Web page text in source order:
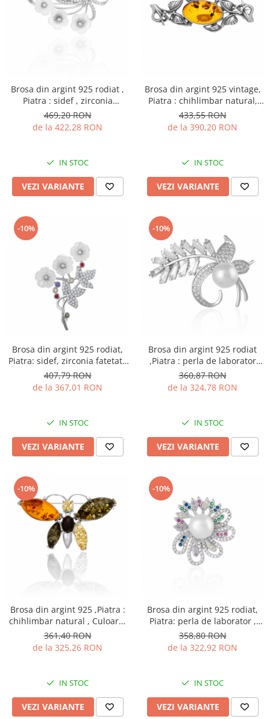
Brosa din argint 925 rodiat ,
Piatra : sidef , zirconia
fatetata si cubic zirconia ,
Culoare : multicolor
469,20 RON
de la 422,28 RON
IN STOC
VEZI VARIANTE
Brosa din argint 925 vintage,
Piatra : chihlimbar natural,
Culoare: maro cognac, Sonis
Silver
433,55 RON
de la 390,20 RON
IN STOC
VEZI VARIANTE
-10%
Brosa din argint 925 rodiat,
Piatra: sidef, zirconia fatetata
si cubic zirconia, Culoare:
multicolor, Sonis Silver
407,79 RON
de la 367,01 RON
IN STOC
VEZI VARIANTE
-10%
Brosa din argint 925 rodiat
,Piatra : perla de laborator
zirconia fatetata si cubic
zirconia ,Culoare: alb si
transparent
360,87 RON
de la 324,78 RON
IN STOC
VEZI VARIANTE
-10%
Brosa din argint 925 ,Piatra :
chihlimbar natural , Culoare:
multicolor
361,40 RON
de la 325,26 RON
IN STOC
VEZI VARIANTE
-10%
Brosa din argint 925 rodiat,
Piatra: perla de laborator ,
zirconia fatetata si cubic
zirconia , Culoare: multicolor
358,80 RON
de la 322,92 RON
IN STOC
VEZI VARIANTE